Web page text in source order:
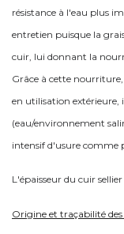
résistance à l'eau plus
entretien puisque la
cuir, lui donnant la
Grâce à cette
en utilisation
(eau/environnement
intensif d'usure comme
L'épaisseur du cuir
Origine et traçabilité